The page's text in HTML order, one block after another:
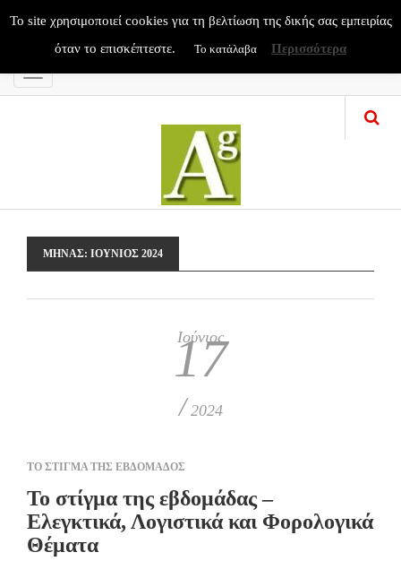
Menu
ΜΉΝΑΣ: ΙΟΎΝΙΟΣ 2024
Ιούνιος
17
/ 2024
ΤΟ ΣΤΙΓΜΑ ΤΗΣ ΕΒΔΟΜΑΔΟΣ
To στίγμα της εβδομάδας –
Ελεγκτικά, Λογιστικά και Φορολογικά
Θέματα
To site χρησιμοποιεί cookies για τη βελτίωση της δικής σας εμπειρίας
όταν το επισκέπτεστε.
Το κατάλαβα Περισσότερα